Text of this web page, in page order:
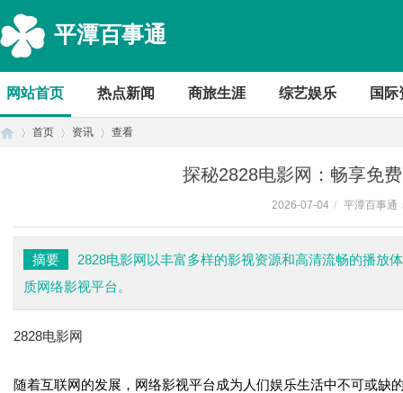
平潭百事通
网站首页 热点新闻 商旅生涯 综艺娱乐 国际
首页 资讯 查看
探秘2828电影网：畅享免
2026-07-04 / 平潭百事通
摘要
2828电影网以丰富多样的影视资源和高清流畅的播放
质网络影视平台。
2828电影网
随着互联网的发展，网络影视平台成为人们娱乐生活中不可或缺